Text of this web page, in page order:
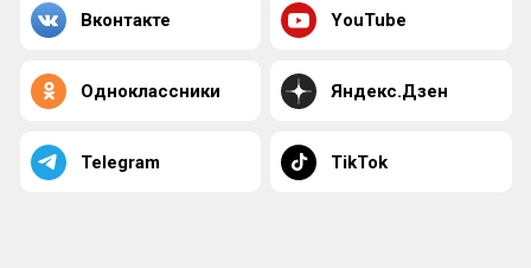
Вконтакте YouTube
Одноклассники Яндекс.Дзен
Telegram TikTok